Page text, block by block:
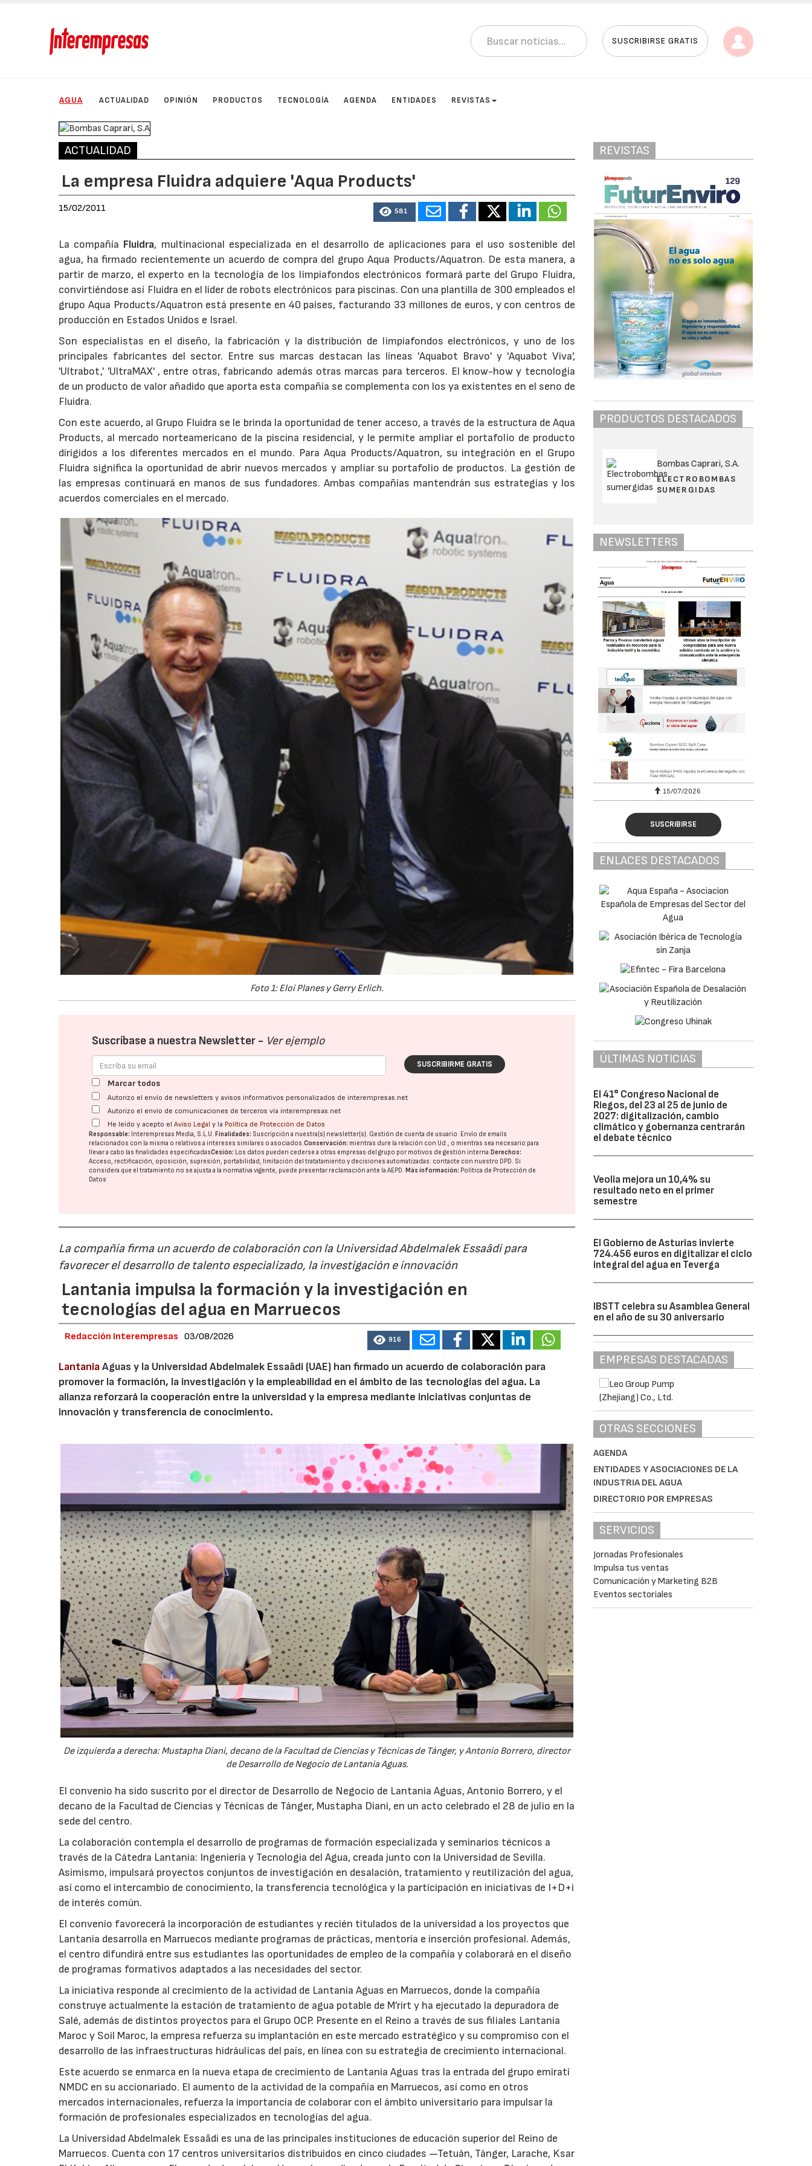
SUSCRIBIRSE GRATIS
AGUA ACTUALIDAD OPINIÓN PRODUCTOS TECNOLOGÍA AGENDA ENTIDADES REVISTAS
ACTUALIDAD
La empresa Fluidra adquiere 'Aqua Products'
15/02/2011 581
La compañía Fluidra, multinacional especializada en el desarrollo de aplicaciones para el uso sostenible del
agua, ha firmado recientemente un acuerdo de compra del grupo Aqua Products/Aquatron. De esta manera, a
partir de marzo, el experto en la tecnología de los limpiafondos electrónicos formará parte del Grupo Fluidra,
convirtiéndose así Fluidra en el líder de robots electrónicos para piscinas. Con una plantilla de 300 empleados el
grupo Aqua Products/Aquatron está presente en 40 países, facturando 33 millones de euros, y con centros de
producción en Estados Unidos e Israel.
Son especialistas en el diseño, la fabricación y la distribución de limpiafondos electrónicos, y uno de los
principales fabricantes del sector. Entre sus marcas destacan las líneas 'Aquabot Bravo' y 'Aquabot Viva',
'Ultrabot,' 'UltraMAX' , entre otras, fabricando además otras marcas para terceros. El know-how y tecnología
de un producto de valor añadido que aporta esta compañía se complementa con los ya existentes en el seno de
Fluidra.
Con este acuerdo, al Grupo Fluidra se le brinda la oportunidad de tener acceso, a través de la estructura de Aqua
Products, al mercado norteamericano de la piscina residencial, y le permite ampliar el portafolio de producto
dirigidos a los diferentes mercados en el mundo. Para Aqua Products/Aquatron, su integración en el Grupo
Fluidra significa la oportunidad de abrir nuevos mercados y ampliar su portafolio de productos. La gestión de
las empresas continuará en manos de sus fundadores. Ambas compañías mantendrán sus estrategias y los
acuerdos comerciales en el mercado.
Foto 1: Eloi Planes y Gerry Erlich.
Suscríbase a nuestra Newsletter - Ver ejemplo
SUSCRIBIRME GRATIS
Marcar todos
Autorizo el envío de newsletters y avisos informativos personalizados de interempresas.net
Autorizo el envío de comunicaciones de terceros vía interempresas.net
He leído y acepto elAviso Legal y la Política de Protección de Datos
Responsable: Interempresas Media, S.L.U. Finalidades: Suscripción a nuestra(s) newsletter(s). Gestión de cuenta de usuario. Envío de emails
relacionados con la misma o relativos a intereses similares o asociados.Conservación: mientras dure la relación con Ud., o mientras sea necesario para
llevar a cabo las finalidades especificadasCesión: Los datos pueden cederse a otras empresas del grupo por motivos de gestión interna. Derechos:
Acceso, rectificación, oposición, supresión, portabilidad, limitación del tratatamiento y decisiones automatizadas: contacte con nuestro DPD. Si
considera que el tratamiento no se ajusta a la normativa vigente, puede presentar reclamación ante laAEPD. Más información: Política de Protección de
Datos
La compañía firma un acuerdo de colaboración con la Universidad Abdelmalek Essaâdi para
favorecer el desarrollo de talento especializado, la investigación e innovación
Lantania impulsa la formación y la investigación en
tecnologías del agua en Marruecos
Redacción Interempresas 03/08/2026 916
LantaniaAguas y la Universidad Abdelmalek Essaâdi (UAE) han firmado un acuerdo de colaboración para
promover la formación, la investigación y la empleabilidad en el ámbito de las tecnologías del agua. La
alianza reforzará la cooperación entre la universidad y la empresa mediante iniciativas conjuntas de
innovación y transferencia de conocimiento.
De izquierda a derecha: Mustapha Diani, decano de la Facultad de Ciencias y Técnicas de Tánger, y Antonio Borrero, director
de Desarrollo de Negocio de Lantania Aguas.
El convenio ha sido suscrito por el director de Desarrollo de Negocio de Lantania Aguas, Antonio Borrero, y el
decano de la Facultad de Ciencias y Técnicas de Tánger, Mustapha Diani, en un acto celebrado el 28 de julio en la
sede del centro.
La colaboración contempla el desarrollo de programas de formación especializada y seminarios técnicos a
través de la Cátedra Lantania: Ingeniería y Tecnología del Agua, creada junto con la Universidad de Sevilla.
Asimismo, impulsará proyectos conjuntos de investigación en desalación, tratamiento y reutilización del agua,
así como el intercambio de conocimiento, la transferencia tecnológica y la participación en iniciativas de I+D+i
de interés común.
El convenio favorecerá la incorporación de estudiantes y recién titulados de la universidad a los proyectos que
Lantania desarrolla en Marruecos mediante programas de prácticas, mentoría e inserción profesional. Además,
el centro difundirá entre sus estudiantes las oportunidades de empleo de la compañía y colaborará en el diseño
de programas formativos adaptados a las necesidades del sector.
La iniciativa responde al crecimiento de la actividad de Lantania Aguas en Marruecos, donde la compañía
construye actualmente la estación de tratamiento de agua potable de M’rirt y ha ejecutado la depuradora de
Salé, además de distintos proyectos para el Grupo OCP. Presente en el Reino a través de sus filiales Lantania
Maroc y Soil Maroc, la empresa refuerza su implantación en este mercado estratégico y su compromiso con el
desarrollo de las infraestructuras hidráulicas del país, en línea con su estrategia de crecimiento internacional.
Este acuerdo se enmarca en la nueva etapa de crecimiento de Lantania Aguas tras la entrada del grupo emiratí
NMDC en su accionariado. El aumento de la actividad de la compañía en Marruecos, así como en otros
mercados internacionales, refuerza la importancia de colaborar con el ámbito universitario para impulsar la
formación de profesionales especializados en tecnologías del agua.
La Universidad Abdelmalek Essaâdi es una de las principales instituciones de educación superior del Reino de
Marruecos. Cuenta con 17 centros universitarios distribuidos en cinco ciudades —Tetuán, Tánger, Larache, Ksar
REVISTAS
PRODUCTOS DESTACADOS
Bombas Caprari, S.A.
ELECTROBOMBAS
SUMERGIDAS
NEWSLETTERS
15/07/2026 15/07/2026
SUSCRIBIRSE
ENLACES DESTACADOS
ÚLTIMAS NOTICIAS
El 41° Congreso Nacional de
Riegos, del 23 al 25 de junio de
2027: digitalización, cambio
climático y gobernanza centrarán
el debate técnico
Veolia mejora un 10,4% su
resultado neto en el primer
semestre
El Gobierno de Asturias invierte
724.456 euros en digitalizar el ciclo
integral del agua en Teverga
IBSTT celebra su Asamblea General
en el año de su 30 aniversario
EMPRESAS DESTACADAS
OTRAS SECCIONES
AGENDA
ENTIDADES Y ASOCIACIONES DE LA
INDUSTRIA DEL AGUA
DIRECTORIO POR EMPRESAS
SERVICIOS
Jornadas Profesionales
Impulsa tus ventas
Comunicación y Marketing B2B
Eventos sectoriales